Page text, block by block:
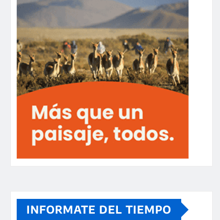
INFORMATE DEL TIEMPO